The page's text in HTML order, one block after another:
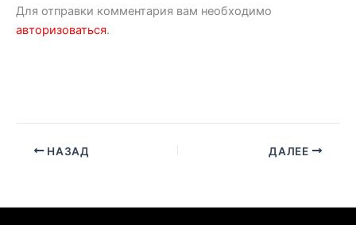
Для отправки комментария вам необходимо
авторизоваться.
НАЗАД ДАЛЕЕ